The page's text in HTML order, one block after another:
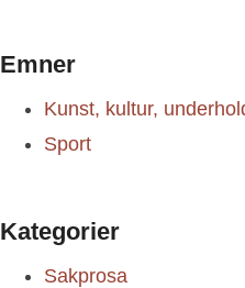
Emner
Kunst, kultur,
Sport
Kategorier
Sakprosa